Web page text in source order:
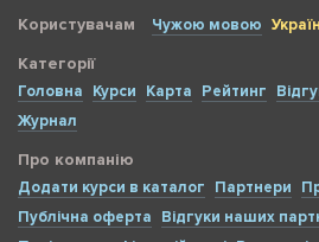
Користувачам Чужою мовою
Категорії
Головна Курси Карта Рейтинг
Журнал
Про компанію
Додати курси в каталог Партнери
Публічна оферта
Відгуки наших